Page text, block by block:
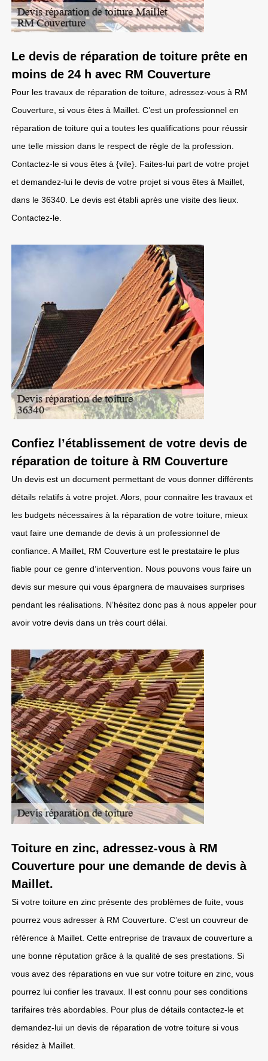
Le devis de réparation de toiture prête en
moins de 24 h avec RM Couverture
Pour les travaux de réparation de toiture, adressez-vous à RM
Couverture, si vous êtes à Maillet. C’est un professionnel en
réparation de toiture qui a toutes les qualifications pour réussir
une telle mission dans le respect de règle de la profession.
Contactez-le si vous êtes à {vile}. Faites-lui part de votre projet
et demandez-lui le devis de votre projet si vous êtes à Maillet,
dans le 36340. Le devis est établi après une visite des lieux.
Contactez-le.
Confiez l’établissement de votre devis de
réparation de toiture à RM Couverture
Un devis est un document permettant de vous donner différents
détails relatifs à votre projet. Alors, pour connaitre les travaux et
les budgets nécessaires à la réparation de votre toiture, mieux
vaut faire une demande de devis à un professionnel de
confiance. A Maillet, RM Couverture est le prestataire le plus
fiable pour ce genre d’intervention. Nous pouvons vous faire un
devis sur mesure qui vous épargnera de mauvaises surprises
pendant les réalisations. N’hésitez donc pas à nous appeler pour
avoir votre devis dans un très court délai.
Toiture en zinc, adressez-vous à RM
Couverture pour une demande de devis à
Maillet.
Si votre toiture en zinc présente des problèmes de fuite, vous
pourrez vous adresser à RM Couverture. C’est un couvreur de
référence à Maillet. Cette entreprise de travaux de couverture a
une bonne réputation grâce à la qualité de ses prestations. Si
vous avez des réparations en vue sur votre toiture en zinc, vous
pourrez lui confier les travaux. Il est connu pour ses conditions
tarifaires très abordables. Pour plus de détails contactez-le et
demandez-lui un devis de réparation de votre toiture si vous
résidez à Maillet.